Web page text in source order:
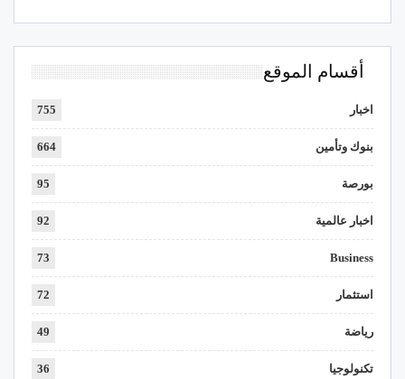
أقسام الموقع
اخبار 755
بنوك وتأمين 664
بورصة 95
اخبار عالمية 92
Business
73
استثمار 72
رياضة 49
تكنولوجيا 36